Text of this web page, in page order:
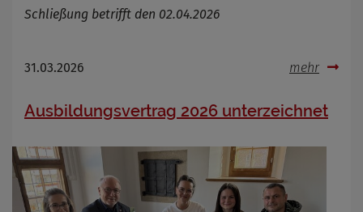
Schließung betrifft den 02.04.2026
31.03.2026 mehr
Ausbildungsvertrag 2026 unterzeichnet